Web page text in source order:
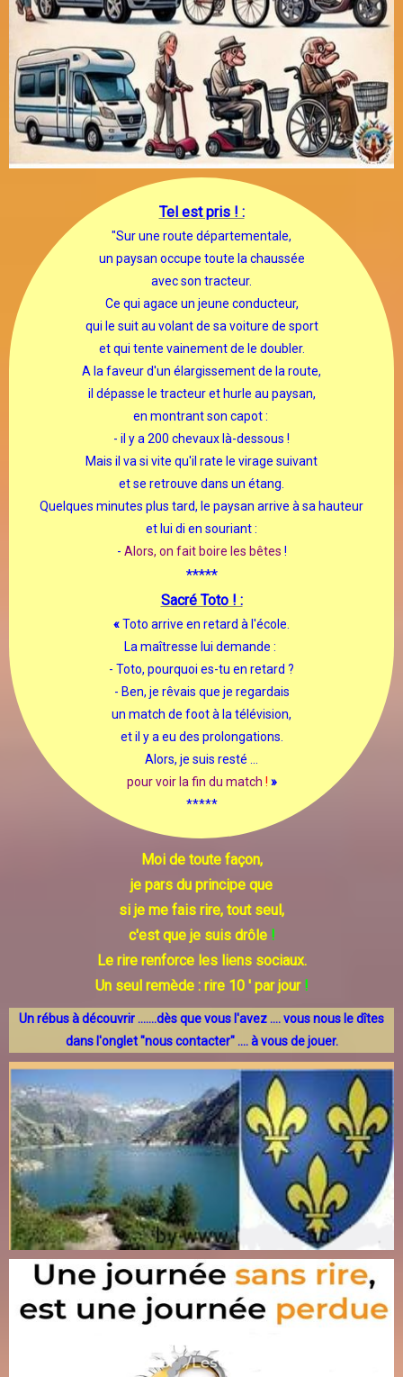
Tel est pris ! :
"Sur une route départementale,
un paysan occupe toute la chaussée
avec son tracteur.
Ce qui agace un jeune conducteur,
qui le suit au volant de sa voiture de sport
et qui tente vainement de le doubler.
A la faveur d'un élargissement de la route,
il dépasse le tracteur et hurle au paysan,
en montrant son capot :
- il y a 200 chevaux là-dessous !
Mais il va si vite qu'il rate le virage suivant
et se retrouve dans un étang.
Quelques minutes plus tard, le paysan arrive à sa hauteur
et lui di en souriant :
- Alors, on fait boire les bêtes !
*****
Sacré Toto ! :
«Toto arrive en retard à l'école.
La maîtresse lui demande :
- Toto, pourquoi es-tu en retard ?
- Ben, je rêvais que je regardais
un match de foot à la télévision,
et il y a eu des prolongations.
Alors, je suis resté ...
pour voir la fin du match ! »
*****
Moi de toute façon,
je pars du principe que
si je me fais rire, tout seul,
c'est que je suis drôle !
Le rire renforce les liens sociaux.
Un seul remède : rire 10 ' par jour !
Un rébus à découvrir .......dès que vous l'avez .... vous nous le dîtes
dans l'onglet "nous contacter" .... à vous de jouer.